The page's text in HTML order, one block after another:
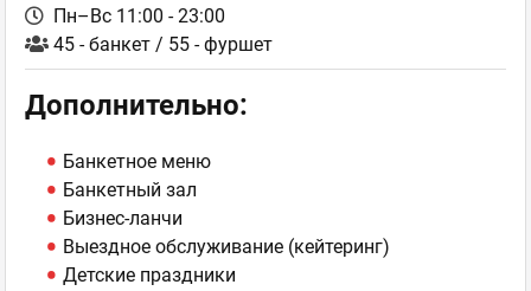
Пн–Вс 11:00 - 23:00
45 - банкет / 55 - фуршет
Дополнительно:
Банкетное меню
Банкетный зал
Бизнес-ланчи
Выездное обслуживание (кейтеринг)
Детские праздники